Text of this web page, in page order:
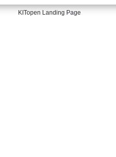
KITopen Landing Page